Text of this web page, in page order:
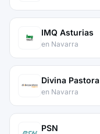
IMQ Asturias
en Navarra
Divina Pastora
en Navarra
PSN